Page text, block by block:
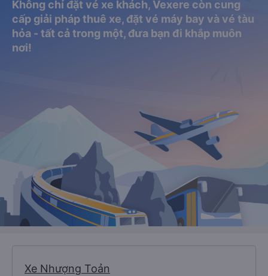
Không chỉ đặt vé xe khách, Vexere còn cung
cấp giải pháp thuê xe, đặt vé máy bay và vé tàu
hỏa - tất cả trong một, đưa bạn đi khắp muôn
nơi!
Xe Nhượng Toản